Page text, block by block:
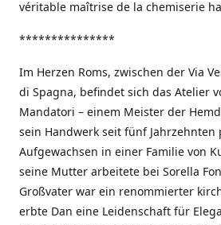
véritable maîtrise de la chemiserie
***************
Im Herzen Roms, zwischen der Via
di Spagna, befindet sich das Atelier
Mandatori – einem Meister der
sein Handwerk seit fünf
Aufgewachsen in einer Familie von
seine Mutter arbeitete bei Sorella
Großvater war ein renommierter
erbte Dan eine Leidenschaft für